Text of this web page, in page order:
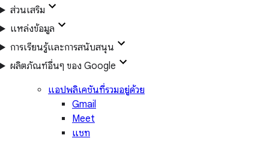
ส่วนเสริม
แหล่งข้อมูล
การเรียนรู้และการสนับสนุน
ผลิตภัณฑ์อื่นๆ ของ Google
แอปพลิเคชันที่รวมอยู่ด้วย
Gmail
Meet
แชท